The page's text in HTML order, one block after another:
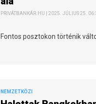
PRIVÁTBANKÁR.HU | 2025. JÚLIUS 25.
Fontos posztokon történik
NEMZETKÖZI